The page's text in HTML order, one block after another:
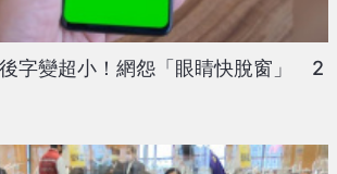
字變超小！網怨「眼睛快脫窗」 2